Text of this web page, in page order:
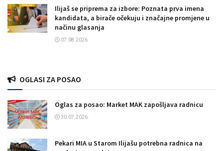
Ilijaš se priprema za izbore: Poznata prva imena
kandidata, a birače očekuju i značajne promjene u
načinu glasanja
07.08.2026.
OGLASI ZA POSAO
Oglas za posao: Market MAK zapošljava radnicu
30.07.2026.
Pekari MIA u Starom Ilijašu potrebna radnica na